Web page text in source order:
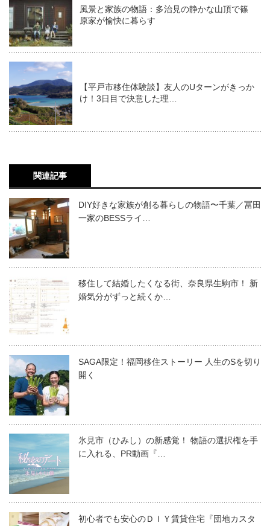
風景と家族の物語：多治見の静かな山頂で篠
原家が愉快に暮らす
【平戸市移住体験談】友人のUターンがきっか
け！3日目で決意した理…
関連記事
DIY好きな家族が創る暮らしの物語〜千葉／冨田
一家のBESSライ…
移住して結婚したくなる街、奈良県生駒市！ 新
婚気分がずっと続くか…
SAGA限定！福岡移住ストーリー 人生のSを切り
開く
氷見市（ひみし）の新感覚！ 物語の選択権を手
に入れる、PR動画『…
初心者でも安心のＤＩＹ賃貸住宅『団地カスタ